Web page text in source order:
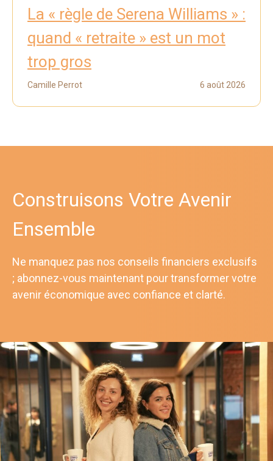
La « règle de Serena Williams » :
quand « retraite » est un mot
trop gros
Camille Perrot 6 août 2026
Construisons Votre Avenir
Ensemble
Ne manquez pas nos conseils financiers exclusifs
; abonnez-vous maintenant pour transformer votre
avenir économique avec confiance et clarté.